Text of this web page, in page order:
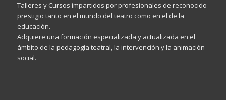
Talleres y Cursos impartidos por profesionales de reconocido
prestigio tanto en el mundo del teatro como en el de la
educación.
Adquiere una formación especializada y actualizada en el
ámbito de la pedagogía teatral, la intervención y la animación
social.